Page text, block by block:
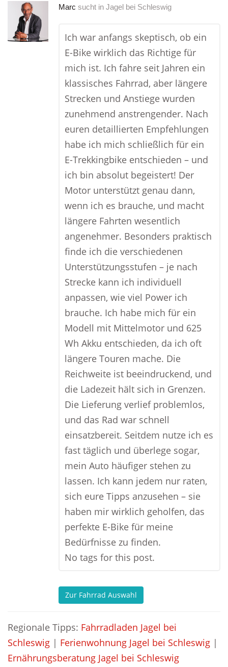
Marc sucht in Jagel bei Schleswig
Ich war anfangs skeptisch, ob ein
E-Bike wirklich das Richtige für
mich ist. Ich fahre seit Jahren ein
klassisches Fahrrad, aber längere
Strecken und Anstiege wurden
zunehmend anstrengender. Nach
euren detaillierten Empfehlungen
habe ich mich schließlich für ein
E-Trekkingbike entschieden – und
ich bin absolut begeistert! Der
Motor unterstützt genau dann,
wenn ich es brauche, und macht
längere Fahrten wesentlich
angenehmer. Besonders praktisch
finde ich die verschiedenen
Unterstützungsstufen – je nach
Strecke kann ich individuell
anpassen, wie viel Power ich
brauche. Ich habe mich für ein
Modell mit Mittelmotor und 625
Wh Akku entschieden, da ich oft
längere Touren mache. Die
Reichweite ist beeindruckend, und
die Ladezeit hält sich in Grenzen.
Die Lieferung verlief problemlos,
und das Rad war schnell
einsatzbereit. Seitdem nutze ich es
fast täglich und überlege sogar,
mein Auto häufiger stehen zu
lassen. Ich kann jedem nur raten,
sich eure Tipps anzusehen – sie
haben mir wirklich geholfen, das
perfekte E-Bike für meine
Bedürfnisse zu finden.
No tags for this post.
Zur Fahrrad Auswahl
Regionale Tipps: Fahrradladen Jagel bei
Schleswig | Ferienwohnung Jagel bei Schleswig |
Ernährungsberatung Jagel bei Schleswig